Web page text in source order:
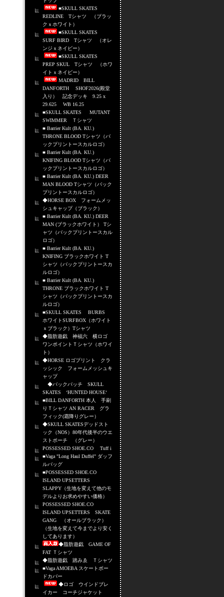
■SKULL SKATES
REDLINE Tシャツ （ブラッ
クｘホワイト）
■SKULL SKATES
SURF BIRD Tシャツ （オレ
ンジｘネイビー）
■SKULL SKATES
PREP SKUL Tシャツ （ホワ
イトｘネイビー）
MADRID BILL
DANFORTH SHOF2026(殿堂
入り） 記念デッキ 9.25 x
29.625 WB 16.25
■SKULL SKATES MUTANT
SWIMMER Ｔシャツ
■ Barrier Kult (BA. KU.)
THRONE BLOOD Tシャツ（バ
ックプリントースカルロゴ）
■ Barrier Kult (BA. KU.)
KNIFING BLOOD Tシャツ（バ
ックプリントースカルロゴ）
■ Barrier Kult (BA. KU.) DEER
MAN BLOOD Tシャツ（バック
プリントースカルロゴ）
◆HORSE BOX フォームメッ
シュキャップ（ブラック）
■ Barrier Kult (BA. KU.) DEER
MAN (ブラックホワイト） Tシ
ャツ（バックプリントースカル
ロゴ）
■ Barrier Kult (BA. KU.)
KNIFING ブラックホワイト T
シャツ（バックプリントースカ
ルロゴ）
■ Barrier Kult (BA. KU.)
THRONE ブラックホワイト T
シャツ（バックプリントースカ
ルロゴ）
■SKULL SKATES BURBS
ホワイトSURFBOX（ホワイト
ｘブラック）Tシャツ
◆脂肪遊戯 神福六 横ロゴ
ワンポイントＴシャツ（ホワイ
ト）
◆HORSE ロゴプリント クラ
ッシック フォームメッシュキ
ャップ
◆バックパッチ SKULL
SKATES ‘HUNTED HOUSE‘
■BILL DANFORTH 本人 手刷
りＴシャツ AN RACER グラ
フィック(霜降りグレー）
◆SKULL SKATESデッドスト
ック（NOS）80年代後半のウエ
ストポーチ （グレー）
POSSESSED SHOE.CO Tuff i
■Vaga "Long Haul Duffel" ダッフ
ルバッグ
■POSSESSED SHOE.CO
ISLAND UPSETTERS
SLAPPY（生地を変えて他のモ
デルよりお求めやすい価格）
POSSESSED SHOE.CO
ISLAND UPSETTERS SKATE
GANG （オールブラック）
（生地を変えて今までより安く
してあります）
◆脂肪遊戯 GAME OF
FAT Ｔシャツ
◆脂肪遊戯 踏みゑ Ｔシャツ
■Vaga AMOEBA スケートボー
ドカバー
◆ロゴ ウインドブレ
イカー コーチジャケット